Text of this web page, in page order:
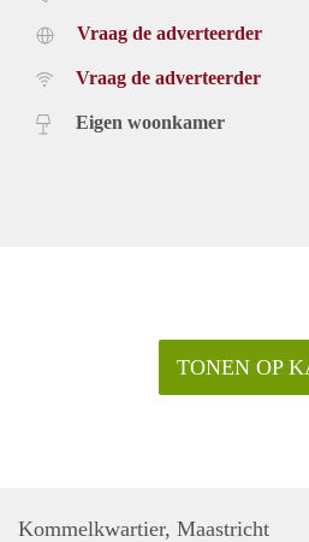
Vraag de adverteerder
Vraag de adverteerder
Eigen woonkamer
TONEN OP
Kommelkwartier, Maastricht